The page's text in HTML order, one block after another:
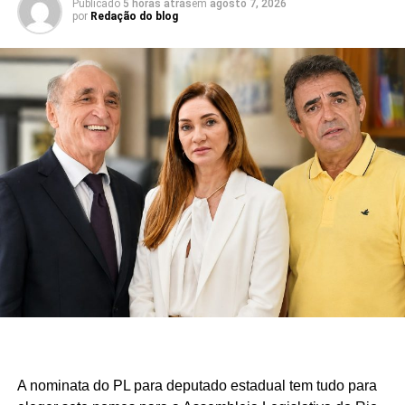
Publicado 5 horas atrásem agosto 7, 2026
por Redação do blog
A nominata do PL para deputado estadual tem tudo para